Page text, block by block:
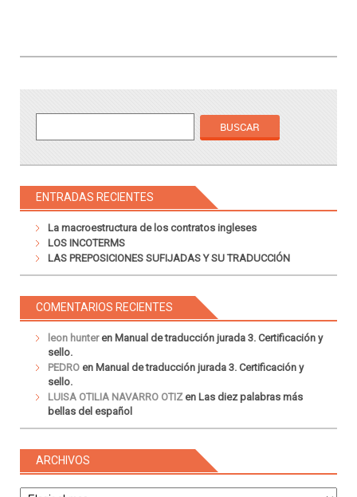
ENTRADAS RECIENTES
La macroestructura de los contratos ingleses
LOS INCOTERMS
LAS PREPOSICIONES SUFIJADAS Y SU TRADUCCIÓN
COMENTARIOS RECIENTES
leon hunteren Manual de traducción jurada 3. Certificación y
sello.
PEDRO en Manual de traducción jurada 3. Certificación y
sello.
LUISA OTILIA NAVARRO OTIZen Las diez palabras más
bellas del español
ARCHIVOS